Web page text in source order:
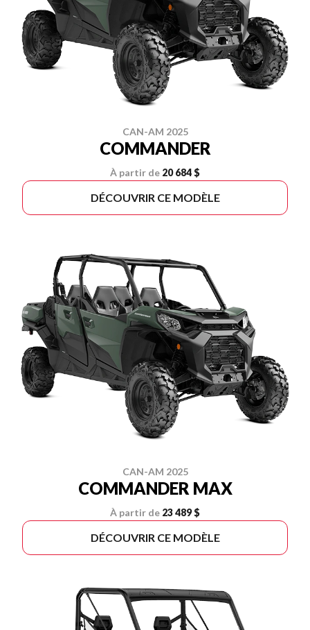
CAN-AM 2025
COMMANDER
À partir de 20 684 $
DÉCOUVRIR CE MODÈLE
CAN-AM 2025
COMMANDER MAX
À partir de 23 489 $
DÉCOUVRIR CE MODÈLE